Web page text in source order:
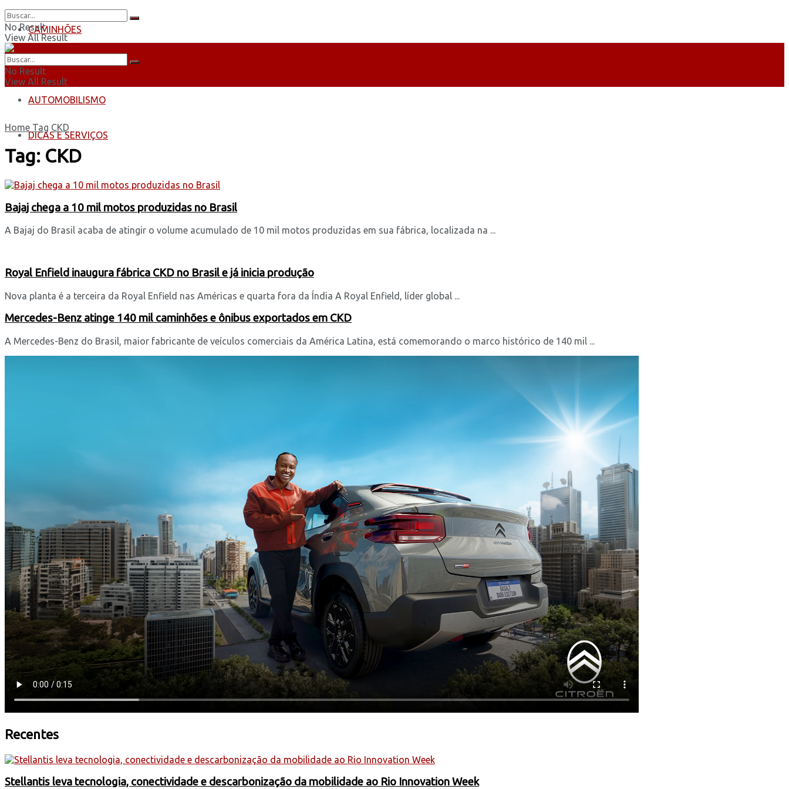
CAMINHÕES
ÔNIBUS
AUTOMOBILISMO
DICAS E SERVIÇOS
No Result
View All Result
No Result
View All Result
Home Tag CKD
Tag: CKD
Bajaj chega a 10 mil motos produzidas no Brasil
A Bajaj do Brasil acaba de atingir o volume acumulado de 10 mil motos produzidas em sua fábrica, localizada na ...
Royal Enfield inaugura fábrica CKD no Brasil e já inicia produção
Nova planta é a terceira da Royal Enfield nas Américas e quarta fora da Índia A Royal Enfield, líder global ...
Mercedes-Benz atinge 140 mil caminhões e ônibus exportados em CKD
A Mercedes-Benz do Brasil, maior fabricante de veículos comerciais da América Latina, está comemorando o marco histórico de 140 mil ...
Recentes
Stellantis leva tecnologia, conectividade e descarbonização da mobilidade ao Rio Innovation Week